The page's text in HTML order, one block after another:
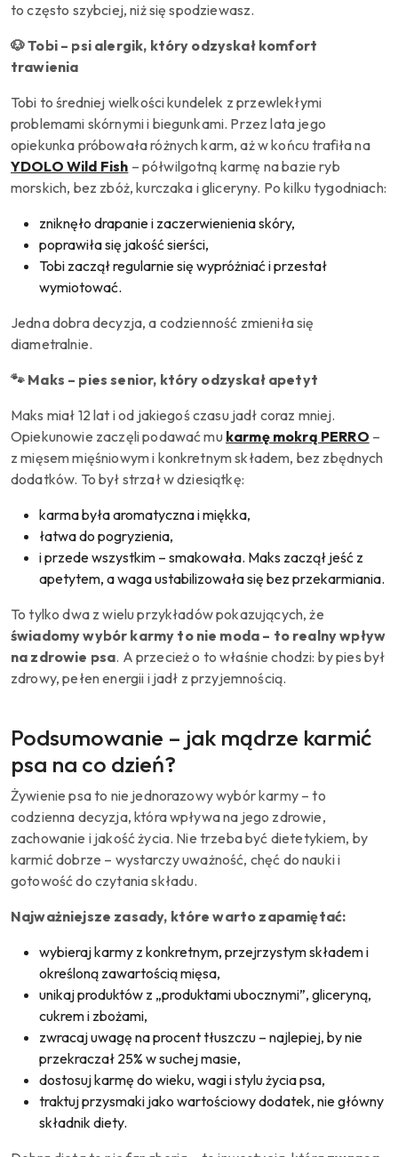
to często szybciej, niż się spodziewasz.
🐶 Tobi – psi alergik, który odzyskał komfort
trawienia
Tobi to średniej wielkości kundelek z przewlekłymi
problemami skórnymi i biegunkami. Przez lata jego
opiekunka próbowała różnych karm, aż w końcu trafiła na
YDOLO Wild Fish – półwilgotną karmę na bazie ryb
morskich, bez zbóż, kurczaka i gliceryny. Po kilku tygodniach:
zniknęło drapanie i zaczerwienienia skóry,
poprawiła się jakość sierści,
Tobi zaczął regularnie się wypróżniać i przestał
wymiotować.
Jedna dobra decyzja, a codzienność zmieniła się
diametralnie.
🐾 Maks – pies senior, który odzyskał apetyt
Maks miał 12 lat i od jakiegoś czasu jadł coraz mniej.
Opiekunowie zaczęli podawać mu karmę mokrą PERRO –
z mięsem mięśniowym i konkretnym składem, bez zbędnych
dodatków. To był strzał w dziesiątkę:
karma była aromatyczna i miękka,
łatwa do pogryzienia,
i przede wszystkim – smakowała. Maks zaczął jeść z
apetytem, a waga ustabilizowała się bez przekarmiania.
To tylko dwa z wielu przykładów pokazujących, że
świadomy wybór karmy to nie moda – to realny wpływ
na zdrowie psa. A przecież o to właśnie chodzi: by pies był
zdrowy, pełen energii i jadł z przyjemnością.
Podsumowanie – jak mądrze karmić
psa na co dzień?
Żywienie psa to nie jednorazowy wybór karmy – to
codzienna decyzja, która wpływa na jego zdrowie,
zachowanie i jakość życia. Nie trzeba być dietetykiem, by
karmić dobrze – wystarczy uważność, chęć do nauki i
gotowość do czytania składu.
Najważniejsze zasady, które warto zapamiętać:
wybieraj karmy z konkretnym, przejrzystym składem i
określoną zawartością mięsa,
unikaj produktów z „produktami ubocznymi”, gliceryną,
cukrem i zbożami,
zwracaj uwagę na procent tłuszczu – najlepiej, by nie
przekraczał 25% w suchej masie,
dostosuj karmę do wieku, wagi i stylu życia psa,
traktuj przysmaki jako wartościowy dodatek, nie główny
składnik diety.